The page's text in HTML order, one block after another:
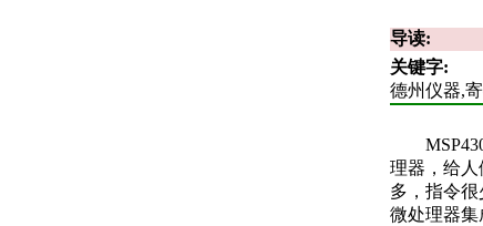
导读:
关键字:
德州仪器,
理器，给
多，指令
微处理器集